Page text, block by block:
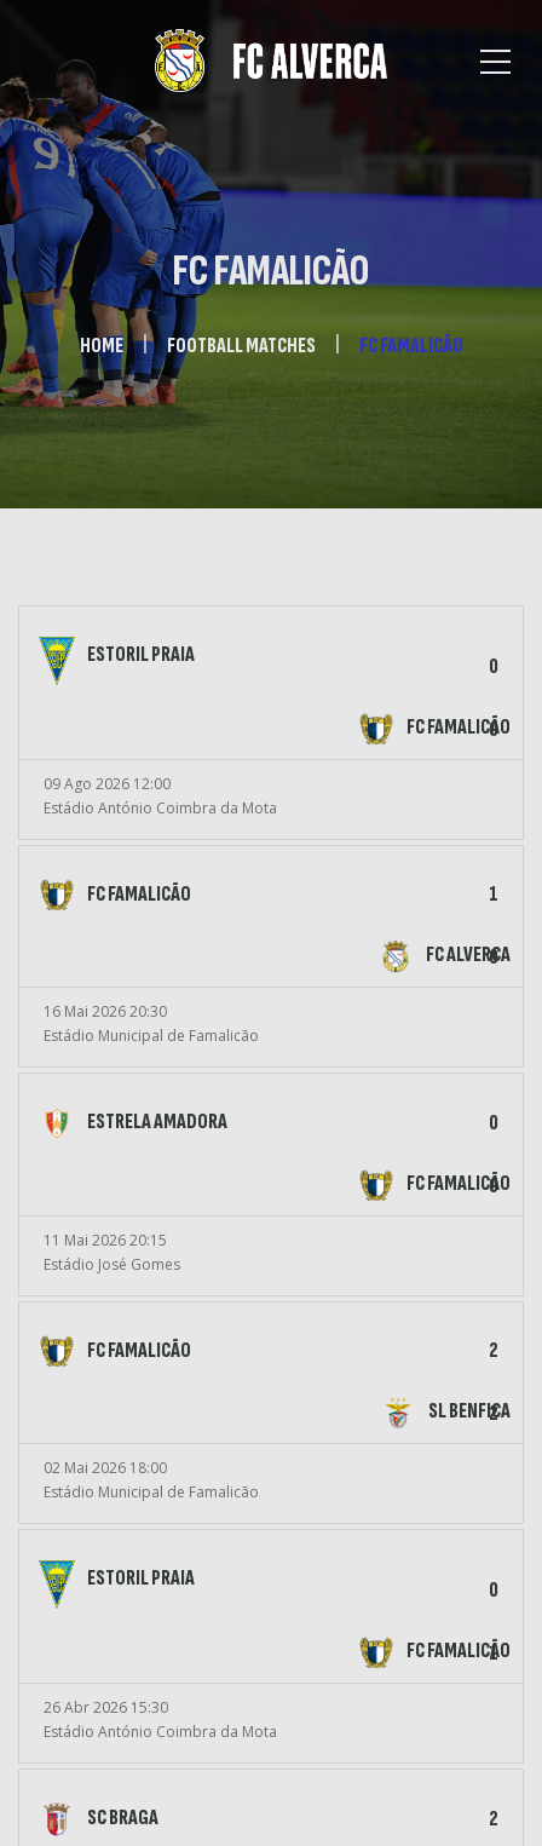
FC FAMALICÃO
HOME FOOTBALL MATCHES FC FAMALICÃO
ESTORIL PRAIA 0
FC FAMALICÃO
0
09 Ago 2026 12:00
Estádio António Coimbra da Mota
FC FAMALICÃO 1
FC ALVERCA
0
16 Mai 2026 20:30
Estádio Municipal de Famalicão
ESTRELA AMADORA 0
FC FAMALICÃO
0
11 Mai 2026 20:15
Estádio José Gomes
FC FAMALICÃO 2
SL BENFICA
2
02 Mai 2026 18:00
Estádio Municipal de Famalicão
ESTORIL PRAIA 0
FC FAMALICÃO
1
26 Abr 2026 15:30
Estádio António Coimbra da Mota
SC BRAGA 2